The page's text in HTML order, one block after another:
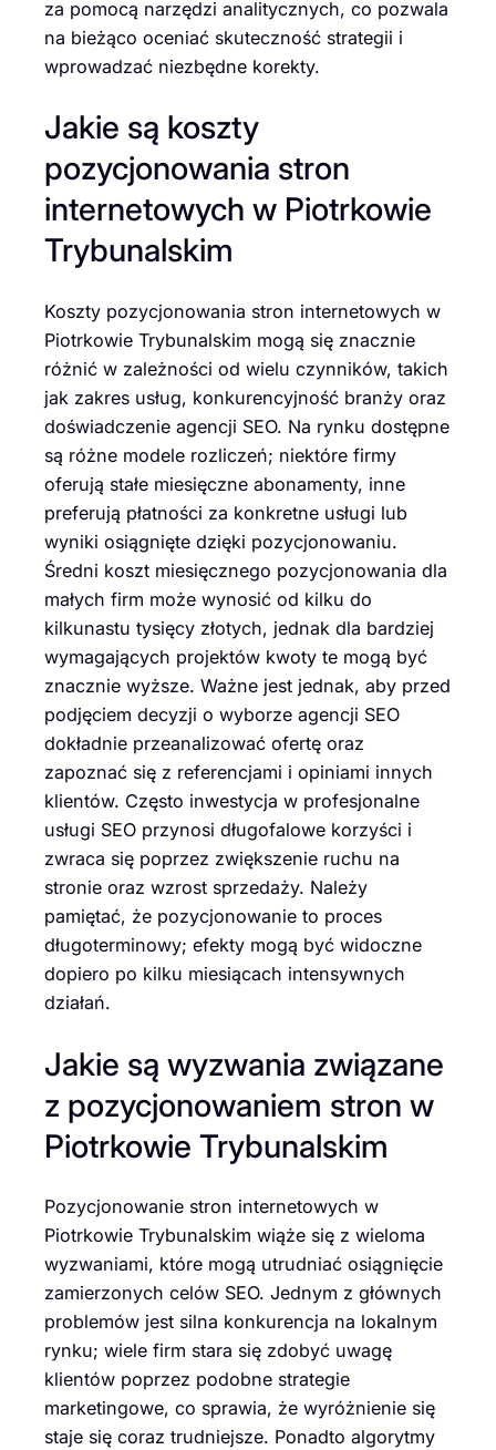
za pomocą narzędzi analitycznych, co pozwala
na bieżąco oceniać skuteczność strategii i
wprowadzać niezbędne korekty.
Jakie są koszty
pozycjonowania stron
internetowych w Piotrkowie
Trybunalskim
Koszty pozycjonowania stron internetowych w
Piotrkowie Trybunalskim mogą się znacznie
różnić w zależności od wielu czynników, takich
jak zakres usług, konkurencyjność branży oraz
doświadczenie agencji SEO. Na rynku dostępne
są różne modele rozliczeń; niektóre firmy
oferują stałe miesięczne abonamenty, inne
preferują płatności za konkretne usługi lub
wyniki osiągnięte dzięki pozycjonowaniu.
Średni koszt miesięcznego pozycjonowania dla
małych firm może wynosić od kilku do
kilkunastu tysięcy złotych, jednak dla bardziej
wymagających projektów kwoty te mogą być
znacznie wyższe. Ważne jest jednak, aby przed
podjęciem decyzji o wyborze agencji SEO
dokładnie przeanalizować ofertę oraz
zapoznać się z referencjami i opiniami innych
klientów. Często inwestycja w profesjonalne
usługi SEO przynosi długofalowe korzyści i
zwraca się poprzez zwiększenie ruchu na
stronie oraz wzrost sprzedaży. Należy
pamiętać, że pozycjonowanie to proces
długoterminowy; efekty mogą być widoczne
dopiero po kilku miesiącach intensywnych
działań.
Jakie są wyzwania związane
z pozycjonowaniem stron w
Piotrkowie Trybunalskim
Pozycjonowanie stron internetowych w
Piotrkowie Trybunalskim wiąże się z wieloma
wyzwaniami, które mogą utrudniać osiągnięcie
zamierzonych celów SEO. Jednym z głównych
problemów jest silna konkurencja na lokalnym
rynku; wiele firm stara się zdobyć uwagę
klientów poprzez podobne strategie
marketingowe, co sprawia, że wyróżnienie się
staje się coraz trudniejsze. Ponadto algorytmy